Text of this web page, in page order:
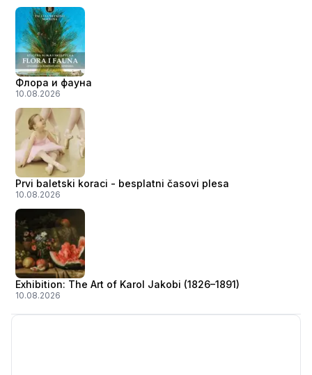
Флора и фауна
10.08.2026
Prvi baletski koraci - besplatni časovi plesa
10.08.2026
Exhibition: The Art of Karol Jakobi (1826–1891)
10.08.2026